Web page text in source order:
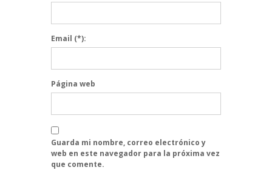
Email (*):
Página web
Guarda mi nombre, correo electrónico y
web en este navegador para la próxima vez
que comente.